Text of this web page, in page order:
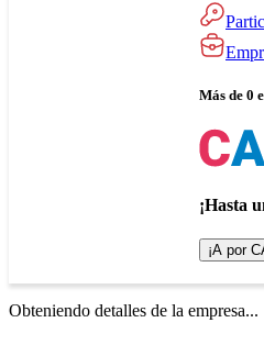
Más de 0
¡Hasta
¡A por
Obteniendo detalles de la empresa...